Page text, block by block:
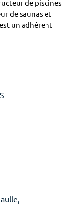
de piscines
de saunas et
un adhérent